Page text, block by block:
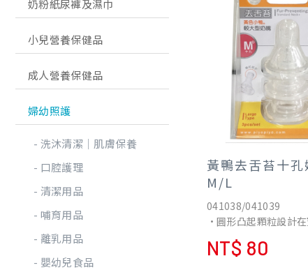
奶粉紙尿褲及濕巾
小兒營養保健品
成人營養保健品
婦幼照護
洗沐清潔│肌膚保養
口腔護理
清潔用品
哺育用品
離乳用品
嬰幼兒食品
黃鴨去舌苔十
M/L
041038/041039
•圓形凸起顆粒設計
有按摩寶寶舌頭及減少
垢堆積，預防細菌感染
NT$ 80